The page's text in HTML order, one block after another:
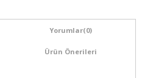
Yorumlar(0)
Ürün Önerileri